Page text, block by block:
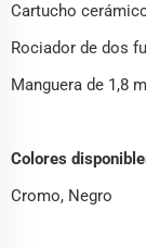
Cartucho
Rociador
Manguera de 1,8 m
Colores
Cromo, Negro